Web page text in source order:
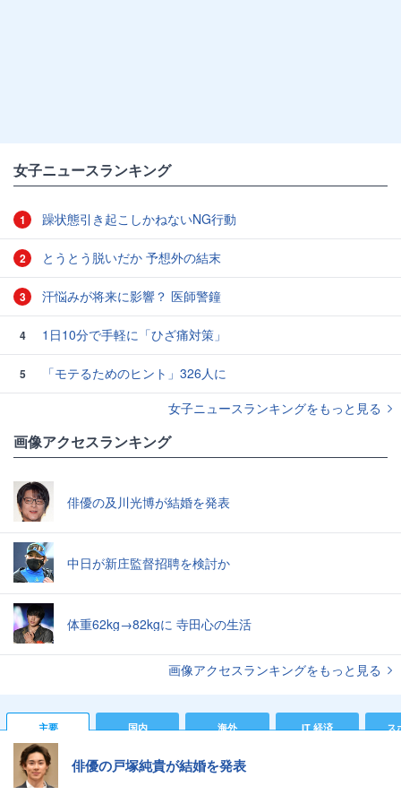
女子ニュースランキング
1 躁状態引き起こしかねないNG行動
2 とうとう脱いだか 予想外の結末
3 汗悩みが将来に影響？ 医師警鐘
4 1日10分で手軽に「ひざ痛対策」
5
「モテるためのヒント」326人に
女子ニュースランキングをもっと見る
画像アクセスランキング
俳優の及川光博が結婚を発表
中日が新庄監督招聘を検討か
体重62kg→82kgに 寺田心の生活
画像アクセスランキングをもっと見る
主要 国内 海外 IT 経済 ス
俳優の戸塚純貴が結婚を発表